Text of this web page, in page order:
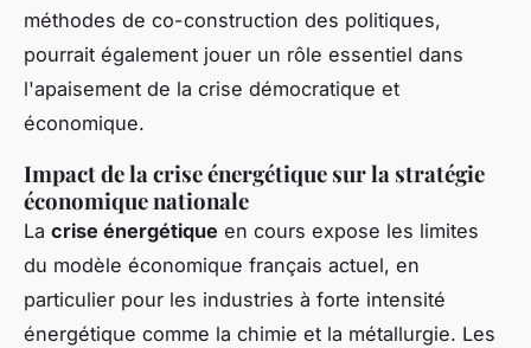
méthodes de co-construction des politiques,
pourrait également jouer un rôle essentiel dans
l'apaisement de la crise démocratique et
économique.
Impact de la crise énergétique sur la stratégie
économique nationale
La crise énergétique en cours expose les limites
du modèle économique français actuel, en
particulier pour les industries à forte intensité
énergétique comme la chimie et la métallurgie. Les